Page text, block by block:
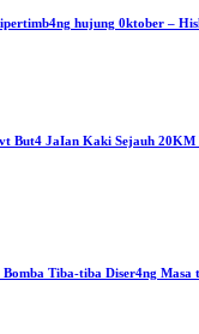
hujung 0ktober –
But4 JaIan Kaki Sejauh 20KM
Tiba-tiba Diser4ng Masa